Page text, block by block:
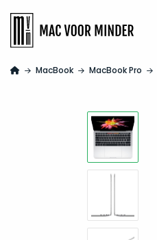
MacBook MacBook Pro